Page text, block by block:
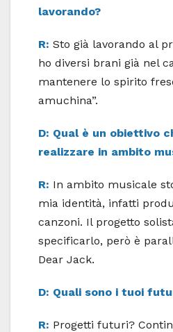
lavorando?
R: Sto già lavorando al
ho diversi brani già nel
mantenere lo spirito
amuchina”.
D: Qual è un obiettivo
realizzare in ambito
R: In ambito musicale
mia identità, infatti
canzoni. Il progetto
specificarlo, però è
Dear Jack.
D: Quali sono i tuoi
R: Progetti futuri?